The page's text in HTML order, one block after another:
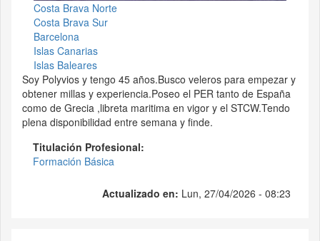
Costa Brava Norte
Costa Brava Sur
Barcelona
Islas Canarias
Islas Baleares
Soy Polyvios y tengo 45 años.Busco veleros para empezar y
obtener millas y experiencia.Poseo el PER tanto de España
como de Grecia ,libreta maritima en vigor y el STCW.Tendo
plena disponibilidad entre semana y finde.
Titulación Profesional:
Formación Básica
Actualizado en: Lun, 27/04/2026 - 08:23